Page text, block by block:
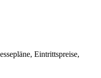
Eintrittspreise,